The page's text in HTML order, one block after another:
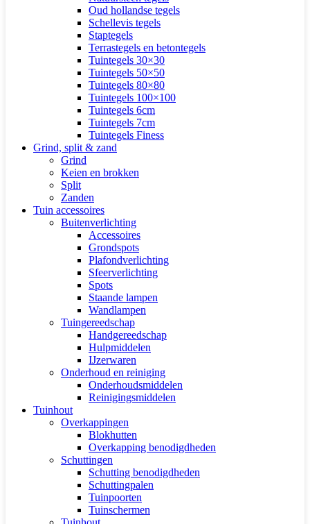
Oud hollandse tegels
Schellevis tegels
Staptegels
Terrastegels en betontegels
Tuintegels 30×30
Tuintegels 50×50
Tuintegels 80×80
Tuintegels 100×100
Tuintegels 6cm
Tuintegels 7cm
Tuintegels Finess
Grind, split & zand
Grind
Keien en brokken
Split
Zanden
Tuin accessoires
Buitenverlichting
Accessoires
Grondspots
Plafondverlichting
Sfeerverlichting
Spots
Staande lampen
Wandlampen
Tuingereedschap
Handgereedschap
Hulpmiddelen
IJzerwaren
Onderhoud en reiniging
Onderhoudsmiddelen
Reinigingsmiddelen
Tuinhout
Overkappingen
Blokhutten
Overkapping benodigdheden
Schuttingen
Schutting benodigdheden
Schuttingpalen
Tuinpoorten
Tuinschermen